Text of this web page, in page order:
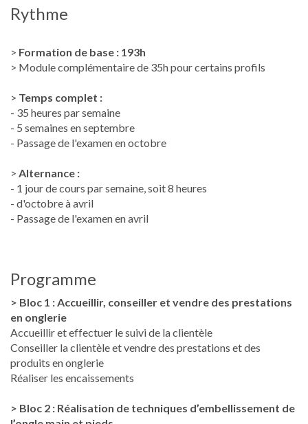
Rythme
> Formation de base : 193h
> Module complémentaire de 35h pour certains profils
> Temps complet :
- 35 heures par semaine
- 5 semaines en septembre
- Passage de l'examen en octobre
> Alternance :
- 1 jour de cours par semaine, soit 8 heures
- d'octobre à avril
- Passage de l'examen en avril
Programme
> Bloc 1 : Accueillir, conseiller et vendre des prestations
en onglerie
Accueillir et effectuer le suivi de la clientèle
Conseiller la clientèle et vendre des prestations et des
produits en onglerie
Réaliser les encaissements
> Bloc 2 : Réalisation de techniques d’embellissement de